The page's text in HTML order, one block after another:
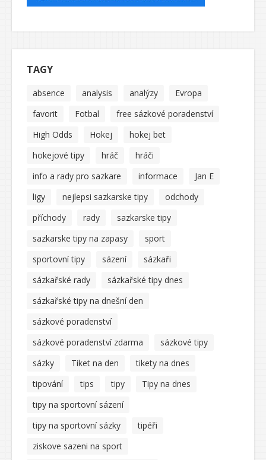
TAGY
absence analysis analýzy
Evropa
favorit
Fotbal
free sázkové poradenství
High Odds
Hokej
hokej bet
hokejové tipy
hráč
hráči
info a rady pro sazkare
informace
Jan E
ligy
nejlepsi sazkarske tipy
odchody
příchody
rady
sazkarske tipy
sazkarske tipy na zapasy
sport
sportovní tipy
sázení
sázkaři
sázkařské rady
sázkařské tipy dnes
sázkařské tipy na dnešní den
sázkové poradenství
sázkové poradenství zdarma
sázkové tipy
sázky
Tiket na den
tikety na dnes
tipování
tips tipy
Tipy na dnes
tipy na sportovní sázení
tipy na sportovní sázky
tipéři
ziskove sazeni na sport